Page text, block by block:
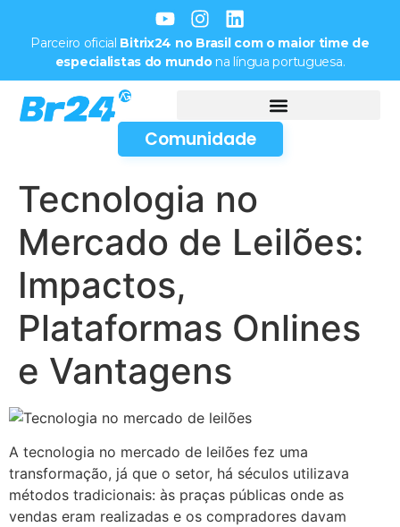
Parceiro oficial Bitrix24 no Brasil com o maior time de
especialistas do mundona língua portuguesa.
Comunidade
Tecnologia no
Mercado de Leilões:
Impactos,
Plataformas Onlines
e Vantagens
A tecnologia no mercado de leilões fez uma
transformação, já que o setor, há séculos utilizava
métodos tradicionais: às praças públicas onde as
vendas eram realizadas e os compradores davam